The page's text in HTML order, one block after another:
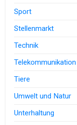
Sport
Stellenmarkt
Technik
Telekommunikation
Tiere
Umwelt und Natur
Unterhaltung